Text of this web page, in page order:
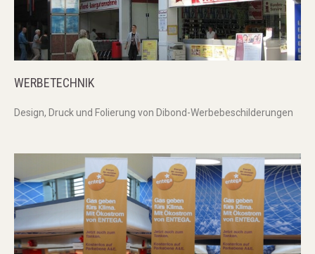
WERBETECHNIK
Design, Druck und Folierung von Dibond-Werbebeschilderungen